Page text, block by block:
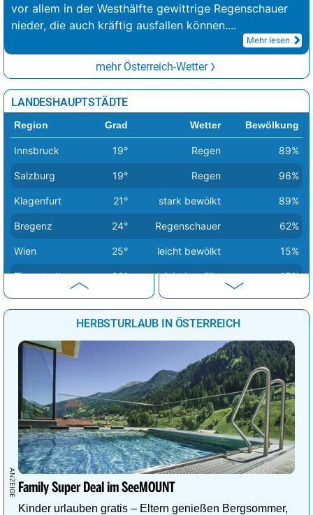
vor allem in der Westhälfte gewittrige Regenschauer
nieder, die auch kräftig ausfallen können....
Mehr lesen
mehr Österreich-Wetter
LANDESHAUPTSTÄDTE
Region Grad Wetter Bewölkung
Innsbruck 19° Regen 89%
Salzburg 19° Regen 96%
Klagenfurt 21° stark bewölkt 89%
Bregenz 24° Regenschauer 62%
Wien 25° leicht bewölkt 15%
Eisenstadt 26° leicht bewölkt 15%
Linz 26° Sprühregen 95%
26° Regenschauer
Graz leicht bewölkt 15%
HERBSTURLAUB IN ÖSTERREICH
Family Super Deal im SeeMOUNT
Kinder urlauben gratis – Eltern genießen Bergsommer,